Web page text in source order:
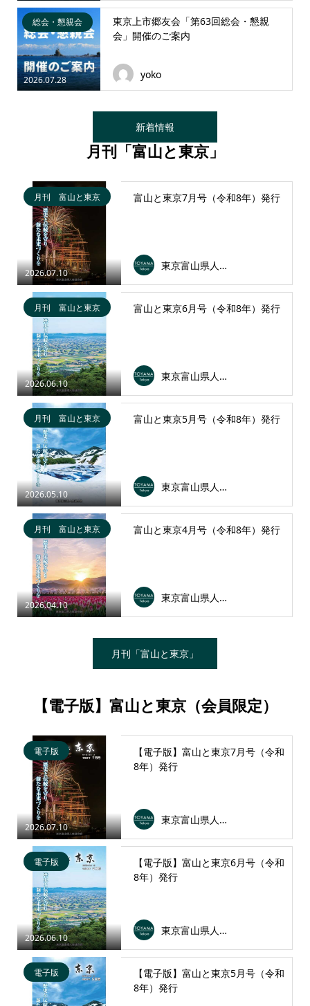
2026.07.28
総会・懇親会
東京上市郷友会「第63回総会・懇親
会」開催のご案内
yoko
新着情報
月刊「富山と東京」
2026.07.10
月刊 富山と東京 富山と東京7月号（令和8年）発行
東京富山県人会連合会
2026.06.10
月刊 富山と東京 富山と東京6月号（令和8年）発行
東京富山県人会連合会
2026.05.10
月刊 富山と東京 富山と東京5月号（令和8年）発行
東京富山県人会連合会
2026.04.10
月刊 富山と東京 富山と東京4月号（令和8年）発行
東京富山県人会連合会
月刊「富山と東京」
【電子版】富山と東京（会員限定）
2026.07.10
電子版
【電子版】富山と東京7月号（令和
8年）発行
東京富山県人会連合会
2026.06.10
電子版
【電子版】富山と東京6月号（令和
8年）発行
東京富山県人会連合会
電子版
【電子版】富山と東京5月号（令和
8年）発行